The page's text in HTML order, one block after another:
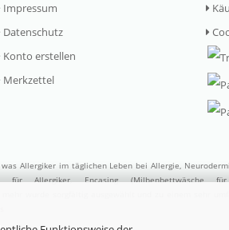
Impressum
Datenschutz
Konto erstellen
Merkzettel
Allergiker im täglichen Leben bei Allergie,
für Allergiker,Encasing (Milbenbettwäsche für